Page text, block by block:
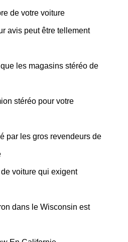
de votre voiture
avis peut être tellement
les magasins stéréo de
stéréo pour votre
par les gros revendeurs de
voiture qui exigent
dans le Wisconsin est